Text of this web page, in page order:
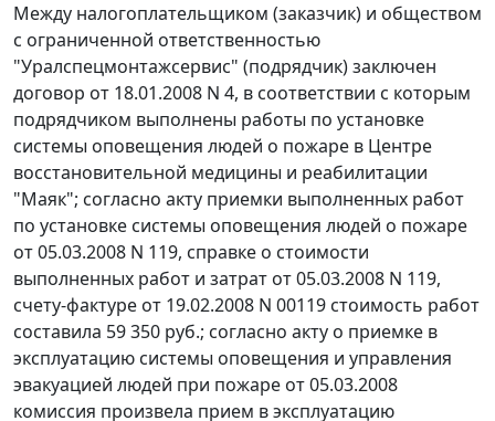
Между налогоплательщиком (заказчик) и обществом
с ограниченной ответственностью
"Уралспецмонтажсервис" (подрядчик) заключен
договор от 18.01.2008 N 4, в соответствии с которым
подрядчиком выполнены работы по установке
системы оповещения людей о пожаре в Центре
восстановительной медицины и реабилитации
"Маяк"; согласно акту приемки выполненных работ
по установке системы оповещения людей о пожаре
от 05.03.2008 N 119, справке о стоимости
выполненных работ и затрат от 05.03.2008 N 119,
счету-фактуре от 19.02.2008 N 00119 стоимость работ
составила 59 350 руб.; согласно акту о приемке в
эксплуатацию системы оповещения и управления
эвакуацией людей при пожаре от 05.03.2008
комиссия произвела прием в эксплуатацию